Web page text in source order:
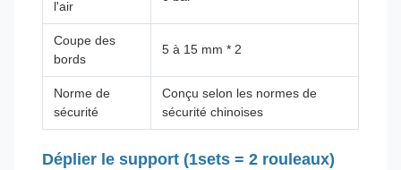
l'air
Coupe des
bords
5 à 15 mm * 2
Norme de
sécurité
Conçu selon les normes de
sécurité chinoises
Déplier le support (1sets = 2 rouleaux)